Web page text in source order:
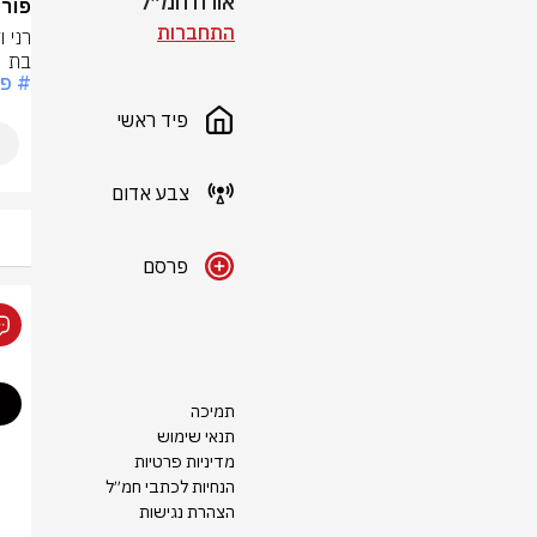
התחברות
פיד ראשי
צבע אדום
פרסם
תמיכה
תנאי שימוש
מדיניות פרטיות
הנחיות לכתבי חמ״ל
הצהרת נגישות
בת 5 ובן 3
#